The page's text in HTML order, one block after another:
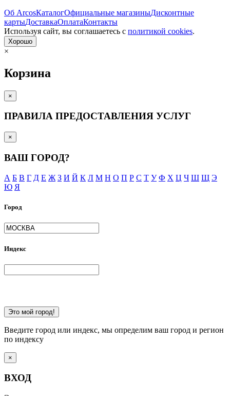
Об ArcosКаталогОфициальные магазиныДисконтные
картыДоставкаОплатаКонтакты
Используя сайт, вы согла­шаетесь с политикой cookies.
Хорошо
×
Корзина
×
ПРАВИЛА ПРЕДОСТАВЛЕНИЯ УСЛУГ
×
ВАШ ГОРОД?
А Б В Г Д Е Ж З И Й К Л М Н О П Р С Т У Ф Х Ц Ч Ш Щ Э
Ю Я
Город
Индекс
Это мой город!
Введите город или индекс, мы определим ваш город и регион
по индексу
×
ВХОД